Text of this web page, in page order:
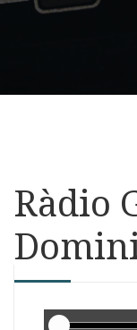
Ràdio